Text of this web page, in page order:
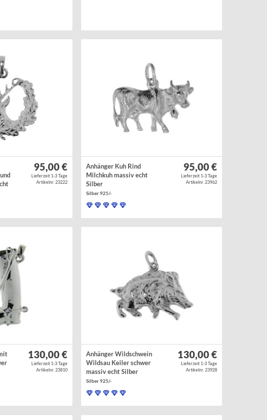
95,00 €
Lieferzeit 1-3 Tage
Artikelnr. 23222
Anhänger Kuh Rind
Milchkuh massiv echt
Silber
Silber 925/-
95,00 €
Lieferzeit 1-3 Tage
Artikelnr. 23962
130,00 €
Lieferzeit 1-3 Tage
Artikelnr. 23810
Anhänger Wildschwein
Wildsau Keiler schwer
massiv echt Silber
Silber 925/-
130,00 €
Lieferzeit 1-3 Tage
Artikelnr. 23928